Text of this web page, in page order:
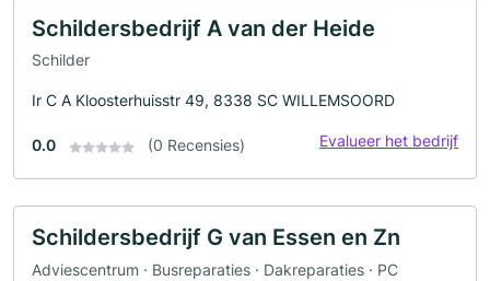
Schildersbedrijf A van der Heide
Schilder
Ir C A Kloosterhuisstr 49, 8338 SC WILLEMSOORD
0.0 (0 Recensies) Evalueer het bedrijf
Schildersbedrijf G van Essen en Zn
Adviescentrum · Busreparaties · Dakreparaties · PC